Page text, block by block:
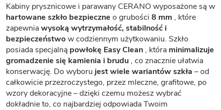
Kabiny prysznicowe i parawany CERANO wyposażone są w
hartowane szkło bezpieczne o grubości 8 mm , które
zapewniawysoką wytrzymałość, stabilność i
bezpieczeństwow codziennym użytkowaniu. Szkło
posiada specjalną powłokę Easy Clean , która minimalizuje
gromadzenie się kamienia i brudu , co znacznie ułatwia
konserwację. Do wyboru jest wiele wariantów szkła – od
całkowicie przezroczystego, przez mleczne, grafitowe, po
wzory dekoracyjne – dzięki czemu możesz wybrać
dokładnie to, co najbardziej odpowiada Twoim